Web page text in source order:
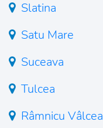
Slatina
Satu Mare
Suceava
Tulcea
Râmnicu Vâlcea